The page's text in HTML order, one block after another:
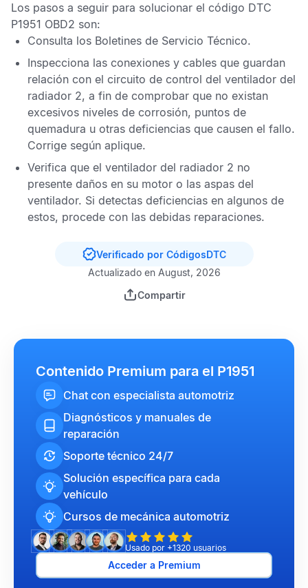
Los pasos a seguir para solucionar el código DTC
P1951 OBD2 son:
Consulta los Boletines de Servicio Técnico.
Inspecciona las conexiones y cables que guardan
relación con el circuito de control del ventilador del
radiador 2, a fin de comprobar que no existan
excesivos niveles de corrosión, puntos de
quemadura u otras deficiencias que causen el fallo.
Corrige según aplique.
Verifica que el ventilador del radiador 2 no
presente daños en su motor o las aspas del
ventilador. Si detectas deficiencias en algunos de
estos, procede con las debidas reparaciones.
Verificado por CódigosDTC
Actualizado en August, 2026
Compartir
Contenido Premium para el P1951
Chat con especialista automotriz
Diagnósticos y manuales de
reparación
Soporte técnico 24/7
Solución específica para cada
vehículo
Cursos de mecánica automotriz
Usado por +1320 usuarios
Acceder a Premium